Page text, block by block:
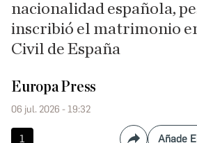
nacionalidad española,
inscribió el matrimonio
Civil de España
Europa Press
06 jul. 2026 - 19:32
1 Añade